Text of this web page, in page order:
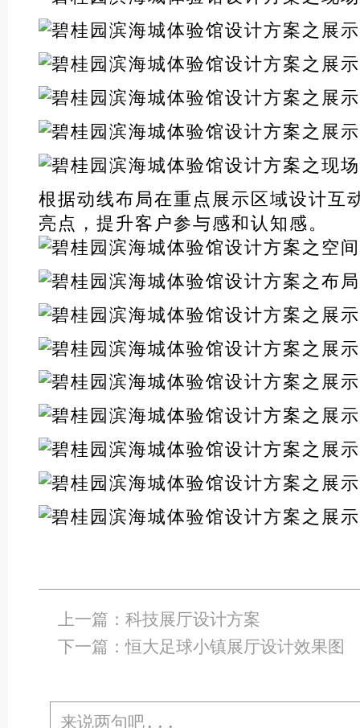
根据动线布局在重点展示区域设计互
亮点，提升客户参与感和认知感。
上一篇：科技展厅设计方案
下一篇：恒大足球小镇展厅设计效果图